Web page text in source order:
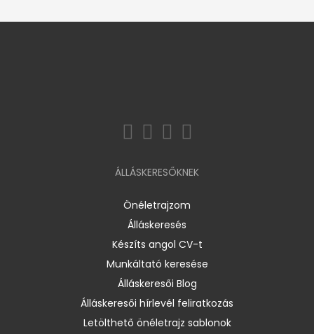
ÁLLÁSKERESŐKNEK
Önéletrajzom
Álláskeresés
Készíts angol CV-t
Munkáltató keresése
Álláskeresői Blog
Álláskeresői hírlevél feliratkozás
Letölthető önéletrajz sablonok